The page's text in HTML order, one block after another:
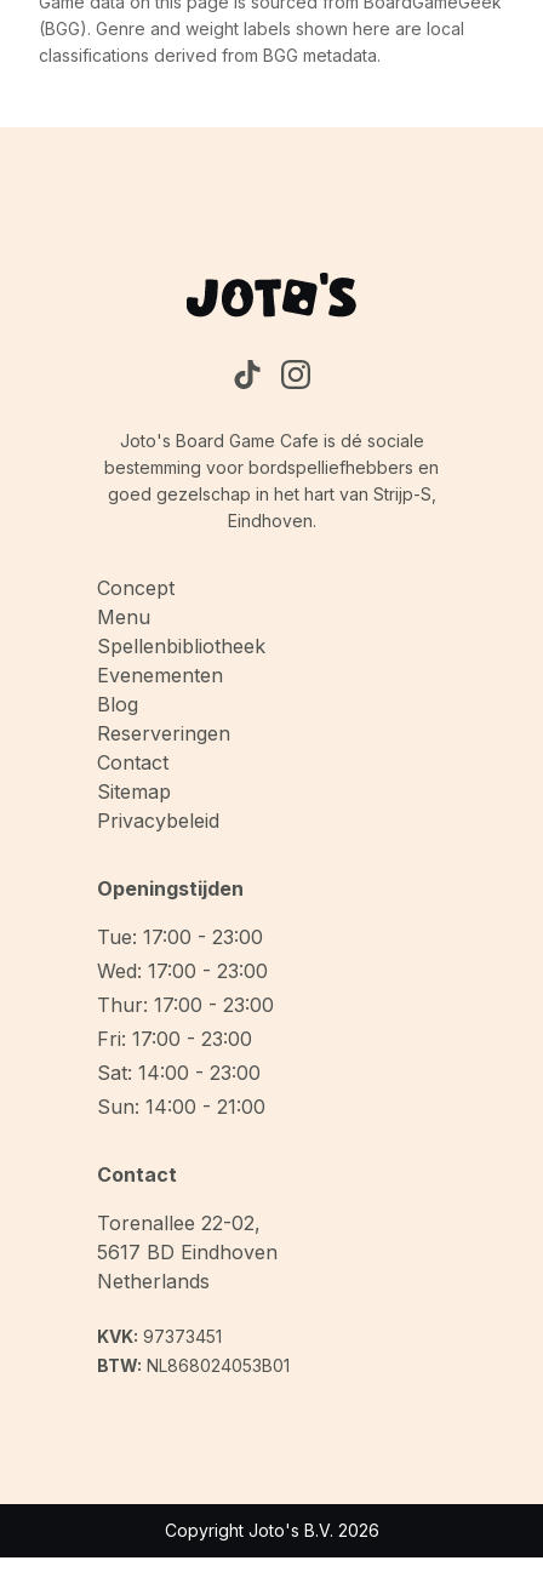
(BGG). Genre and weight labels shown here are local
classifications derived from BGG metadata.
Joto's Board Game Cafe is dé sociale
bestemming voor bordspelliefhebbers en
goed gezelschap in het hart van Strijp-S,
Eindhoven.
Concept
Menu
Spellenbibliotheek
Evenementen
Blog
Reserveringen
Contact
Sitemap
Privacybeleid
Openingstijden
Tue: 17:00 - 23:00
Wed: 17:00 - 23:00
Thur: 17:00 - 23:00
Fri: 17:00 - 23:00
Sat: 14:00 - 23:00
Sun: 14:00 - 21:00
Contact
Torenallee 22-02,
5617 BD Eindhoven
Netherlands
KVK: 97373451
BTW: NL868024053B01
Copyright Joto's B.V. 2026